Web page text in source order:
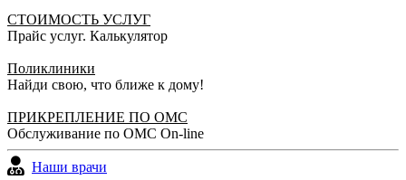
СТОИМОСТЬ УСЛУГ
Прайс услуг. Калькулятор
Поликлиники
Найди свою, что ближе к дому!
ПРИКРЕПЛЕНИЕ ПО ОМС
Обслуживание по ОМС On-line
Наши врачи